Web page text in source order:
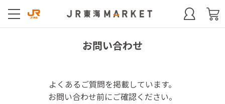
お問い合わせ
よくあるご質問を掲載しています。
お問い合わせ前にご確認ください。